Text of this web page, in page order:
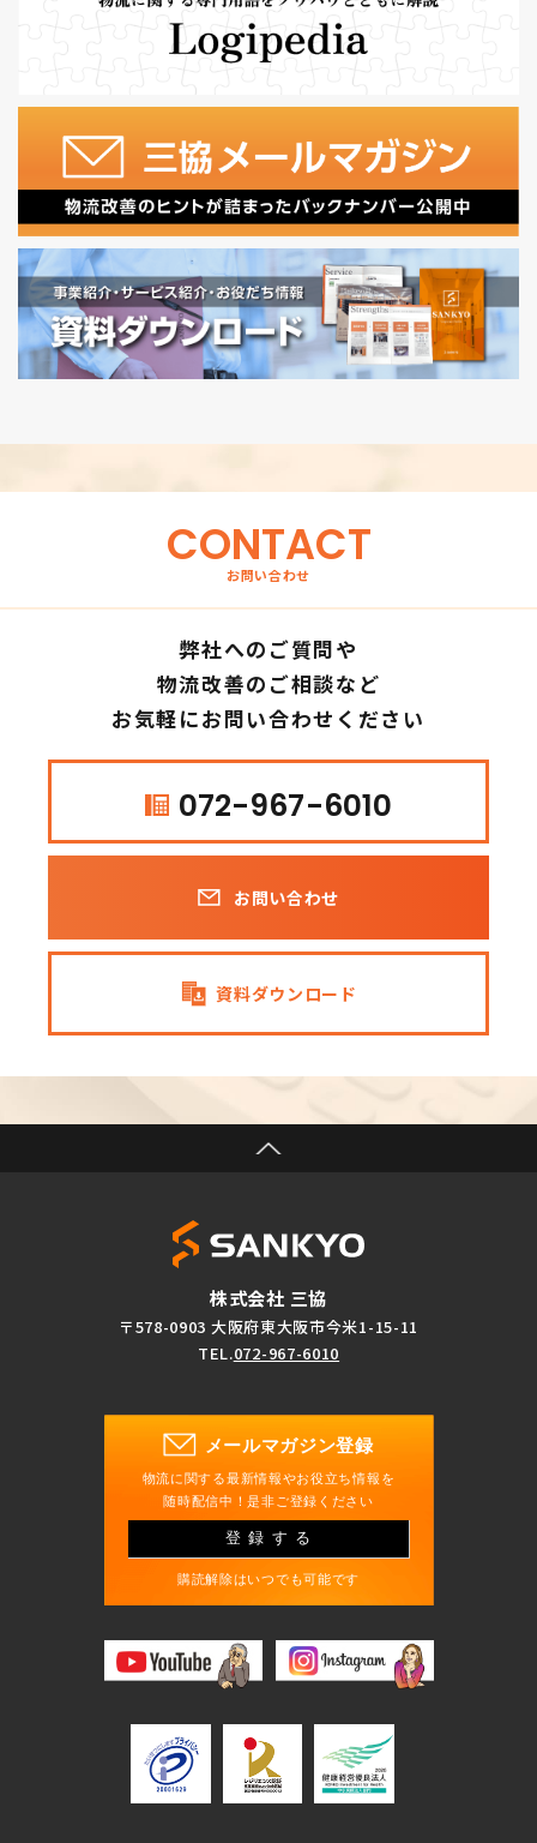
CONTACT
お問い合わせ
弊社へのご質問や
物流改善のご相談など
お気軽にお問い合わせください
072-967-6010
お問い合わせ
資料ダウンロード
株式会社 三協
〒578-0903 大阪府東大阪市今米1-15-11
TEL.072-967-6010
メールマガジン登録
物流に関する最新情報やお役立ち情報を
随時配信中！是非ご登録ください
登録する
購読解除はいつでも可能です